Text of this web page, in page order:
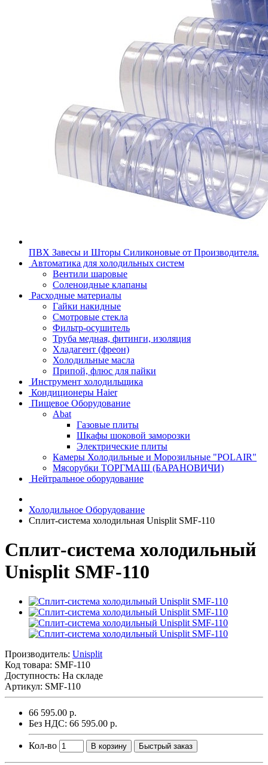
ПВХ Завесы и Шторы Силиконовые от Производителя.
Автоматика для холодильных систем
Вентили шаровые
Соленоидные клапаны
Расходные материалы
Гайки накидные
Смотровые стекла
Фильтр-осушитель
Труба медная, фитинги, изоляция
Хладагент (фреон)
Холодильные масла
Припой, флюс для пайки
Инструмент холодильщика
Кондиционеры Haier
Пищевое Оборудование
Abat
Газовые плиты
Шкафы шоковой заморозки
Электрические плиты
Камеры Холодильные и Морозильные "POLAIR"
Мясорубки ТОРГМАШ (БАРАНОВИЧИ)
Нейтральное оборудование
Холодильное Оборудование
Сплит-система холодильная Unisplit SMF-110
Сплит-система холодильный
Unisplit SMF-110
Производитель: Unisplit
Код товара: SMF-110
Доступность: На складе
Артикул: SMF-110
66 595.00 р.
Без НДС: 66 595.00 р.
Кол-во В корзину Быстрый заказ